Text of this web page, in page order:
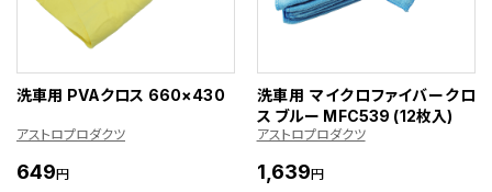
洗車用 PVAクロス 660×430
アストロプロダクツ
649円
洗車用 マイクロファイバークロ
ス ブルー MFC539 (12枚入)
アストロプロダクツ
1,639円